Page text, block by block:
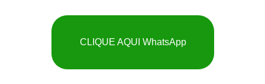
CLIQUE AQUI WhatsApp